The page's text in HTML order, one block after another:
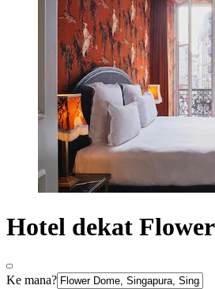
Hotel dekat
Ke mana?